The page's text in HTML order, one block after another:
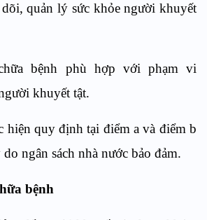
quản lý sức khỏe người khuyết
bệnh phù hợp với phạm vi
khuyết tật.
hiện quy định tại điểm a và điểm b
ngân sách nhà nước bảo đảm.
bệnh